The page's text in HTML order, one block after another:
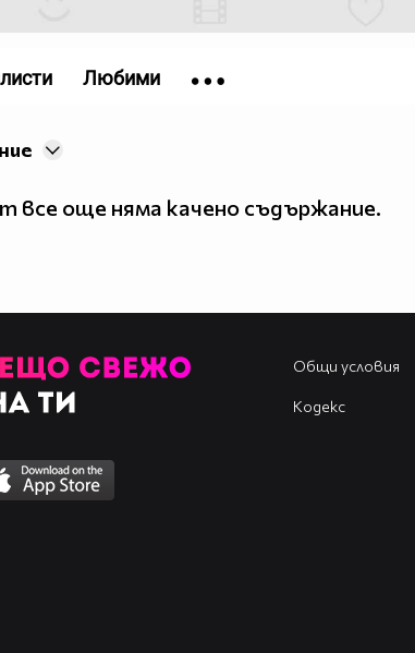
все още няма качено съдържание.
Любими
Общи условия
Кодекс